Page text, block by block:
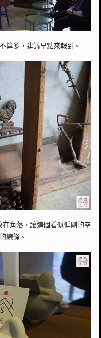
算多，建議早點來報到。
角落，讓這個看似偏剛的空
線條。